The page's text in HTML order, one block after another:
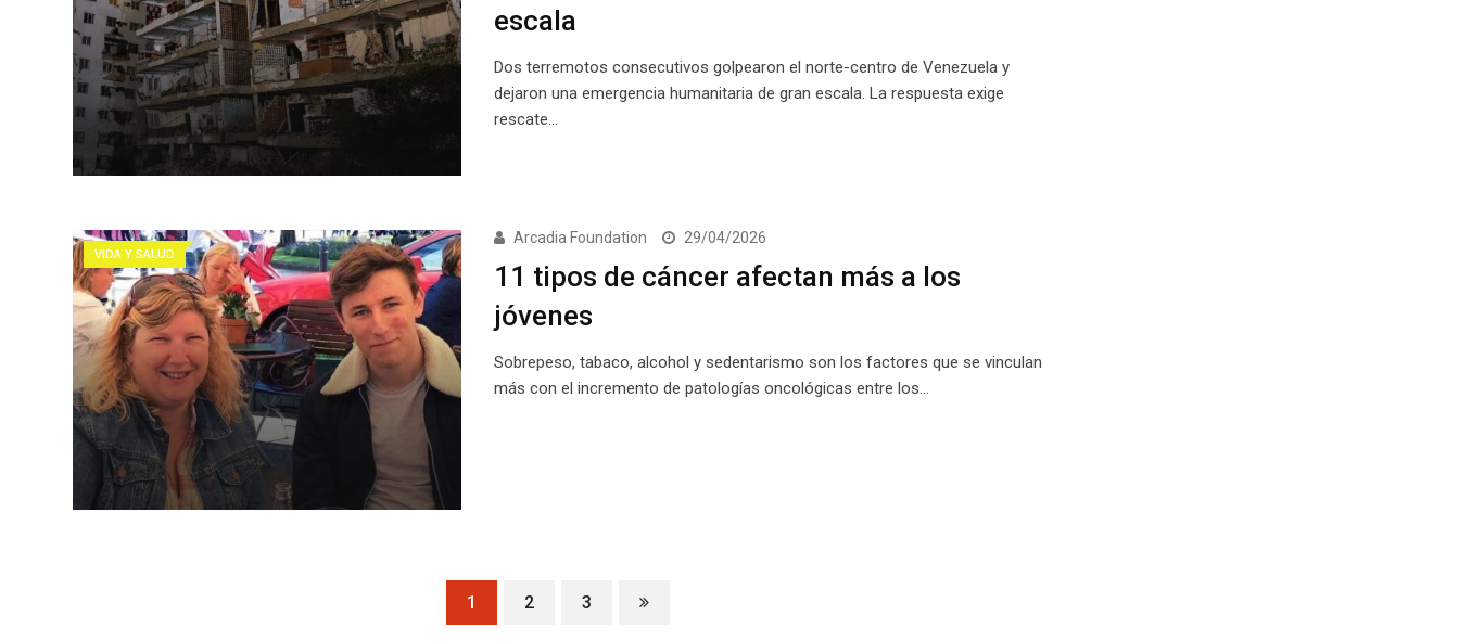
escala
Dos terremotos consecutivos golpearon el norte-centro de Venezuela y
dejaron una emergencia humanitaria de gran escala. La respuesta exige
rescate…
VIDA Y SALUD
Arcadia Foundation 29/04/2026
11 tipos de cáncer afectan más a los
jóvenes
Sobrepeso, tabaco, alcohol y sedentarismo son los factores que se vinculan
más con el incremento de patologías oncológicas entre los…
1 2 3